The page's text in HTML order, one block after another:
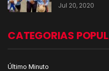
Jul 20, 2020
CATEGORIAS
Último Minuto